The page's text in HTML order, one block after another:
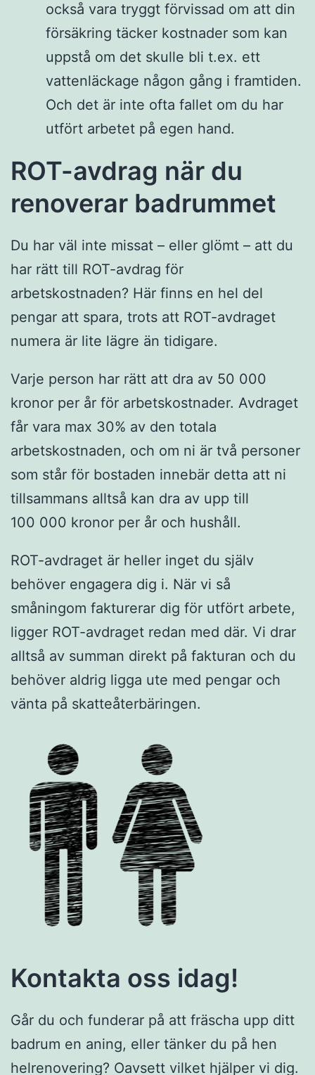
också vara tryggt förvissad om att din
försäkring täcker kostnader som kan
uppstå om det skulle bli t.ex. ett
vattenläckage någon gång i framtiden.
Och det är inte ofta fallet om du har
utfört arbetet på egen hand.
ROT-avdrag när du
renoverar badrummet
Du har väl inte missat – eller glömt – att du
har rätt till ROT-avdrag för
arbetskostnaden? Här finns en hel del
pengar att spara, trots att ROT-avdraget
numera är lite lägre än tidigare.
Varje person har rätt att dra av 50 000
kronor per år för arbetskostnader. Avdraget
får vara max 30% av den totala
arbetskostnaden, och om ni är två personer
som står för bostaden innebär detta att ni
tillsammans alltså kan dra av upp till
100 000 kronor per år och hushåll.
ROT-avdraget är heller inget du själv
behöver engagera dig i. När vi så
småningom fakturerar dig för utfört arbete,
ligger ROT-avdraget redan med där. Vi drar
alltså av summan direkt på fakturan och du
behöver aldrig ligga ute med pengar och
vänta på skatteåterbäringen.
Kontakta oss idag!
Går du och funderar på att fräscha upp ditt
badrum en aning, eller tänker du på hen
helrenovering? Oavsett vilket hjälper vi dig.